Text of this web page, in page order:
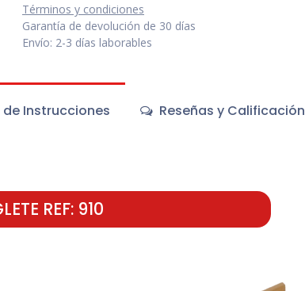
Términos y condiciones
Garantía de devolución de 30 días
Envío: 2-3 días laborables
Instrucciones Reseñas y Calificación
REF: 910